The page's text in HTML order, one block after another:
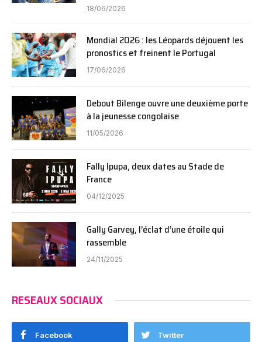
18/06/2026
Mondial 2026 : les Léopards déjouent les
pronostics et freinent le Portugal
17/06/2026
Debout Bilenge ouvre une deuxième porte
à la jeunesse congolaise
11/05/2026
Fally Ipupa, deux dates au Stade de
France
04/12/2025
Gally Garvey, l’éclat d’une étoile qui
rassemble
24/11/2025
RESEAUX SOCIAUX
Facebook Twitter